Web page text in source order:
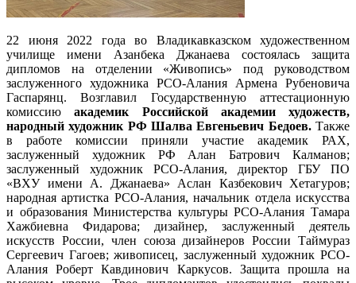
22 июня 2022 года во Владикавказском художественном
училище имени Азанбека Джанаева состоялась защита
дипломов на отделении «Живопись» под руководством
заслуженного художника РСО-Алания Армена Рубеновича
Гаспарянц. Возглавил Государственную аттестационную
комиссиюакадемик Российской академии художеств,
народный художник РФ Шалва Евгеньевич Бедоев.Также
в работе комиссии приняли участие академик РАХ,
заслуженный художник РФ Алан Батрович Калманов;
заслуженный художник РСО-Алания, директор ГБУ ПО
«ВХУ имени А. Джанаева» Аслан Казбекович Хетагуров;
народная артистка РСО-Алания, начальник отдела искусства
и образования Министерства культуры РСО-Алания Тамара
Хажбиевна Фидарова; дизайнер, заслуженный деятель
искусств России, член союза дизайнеров России Таймураз
Сергеевич Гагоев; живописец, заслуженный художник РСО-
Алания Роберт Кавдинович Каркусов. Защита прошла на